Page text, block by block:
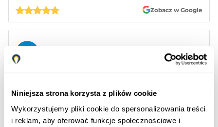
Niniejsza strona korzysta z plików cookie
Wykorzystujemy pliki cookie do spersonalizowania treści
i reklam, aby oferować funkcje społecznościowe i
Zobacz w Google
samochód w Marbesol, już od 8 lat. Zawsze to przyjemność.
Zobacz w Google